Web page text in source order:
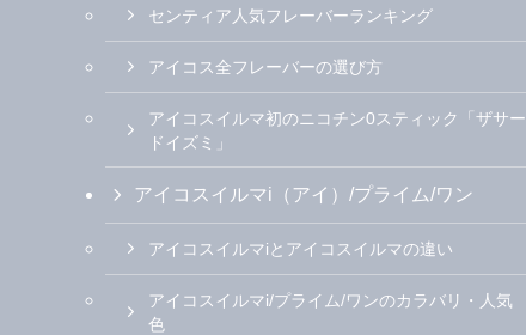
センティア人気フレーバーランキング
アイコス全フレーバーの選び方
アイコスイルマ初のニコチン0スティック「ザサー
ドイズミ」
アイコスイルマi（アイ）/プライム/ワン
アイコスイルマiとアイコスイルマの違い
アイコスイルマi/プライム/ワンのカラバリ・人気
色